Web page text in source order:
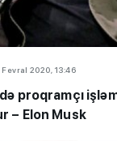
Fevral 2020, 13:46
proqramçı
– Elon Musk